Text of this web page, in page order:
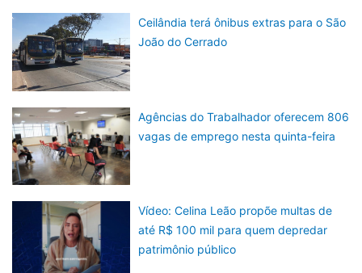
Ceilândia terá ônibus extras para o São
João do Cerrado
Agências do Trabalhador oferecem 806
vagas de emprego nesta quinta-feira
Vídeo: Celina Leão propõe multas de
até R$ 100 mil para quem depredar
patrimônio público